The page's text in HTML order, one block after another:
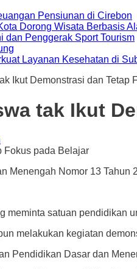
Pensiunan di Cirebon
Dorong Wisata Berbasis
dan Penggerak Sport Tourism
Layanan Kesehatan di
Ikut Demonstrasi dan Tetap
tak Ikut
Menengah Nomor 13 Tahun
satuan pendidikan
melakukan kegiatan
Pendidikan Dasar dan